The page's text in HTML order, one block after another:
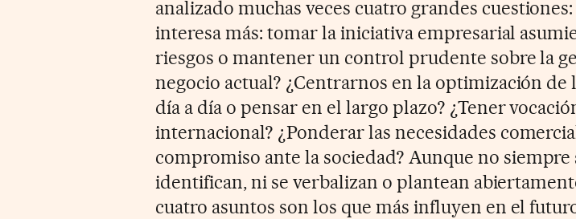
analizado muchas veces cuatro grandes cuestiones:
interesa más: tomar la iniciativa empresarial
riesgos o mantener un control prudente sobre la
negocio actual? ¿Centrarnos en la optimización de
día a día o pensar en el largo plazo? ¿Tener
internacional? ¿Ponderar las necesidades
compromiso ante la sociedad? Aunque no siempre
identifican, ni se verbalizan o plantean
cuatro asuntos son los que más influyen en el